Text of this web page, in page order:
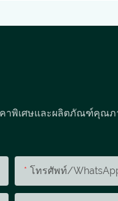
คาพิเศษและผลิตภัณฑ์คุณ
โทรศัพท์/